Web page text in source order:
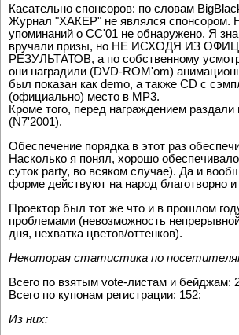
Касательно спонсоров: по словам
Журнал "ХАКЕР" не являлся спонсором.
упоминаний о CC'01 не обнаружено. Я
вручали призы, но НЕ ИСХОДЯ ИЗ
РЕЗУЛЬТАТОВ, а по собственному
они наградили (DVD-ROM'om)
был показан как demo, а также CD с
(официально) место в MP3.
Кроме того, перед награждением
(N7'2001).
Обеспечение порядка в этот раз
Насколько я понял, хорошо
суток party, во всяком случае). Да и
форме действуют на народ благотворно
Проектор был тот же что и в прошлом
проблемами (невозможность
дня, нехватка цветов/оттенков).
Некоторая статистика по
Всего по взятым vote-листам и бейджам:
Всего по купонам регистрации: 152;
Из них: